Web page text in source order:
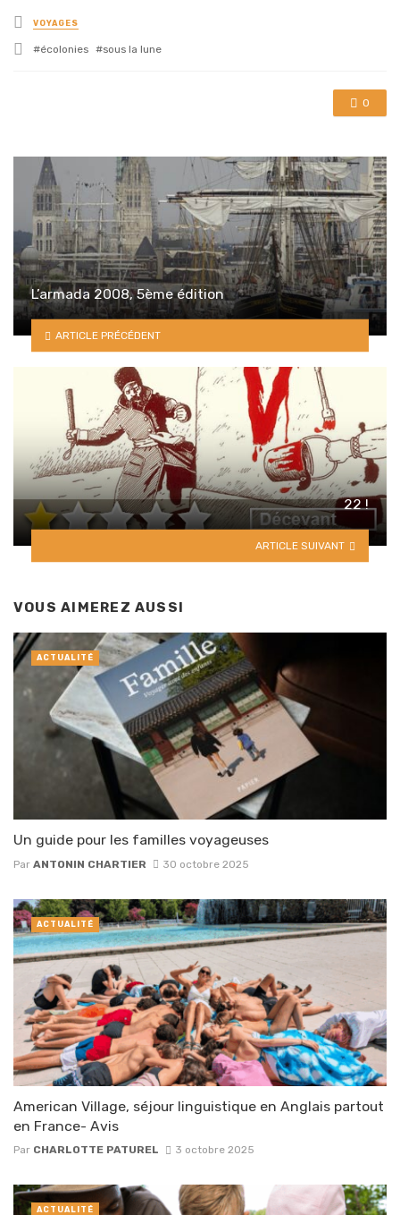
Posted
in
VOYAGES
Tagged
écolonies sous la lune
0
L’armada 2008, 5ème édition
ARTICLE PRÉCÉDENT
22 !
ARTICLE SUIVANT
VOUS AIMEREZ AUSSI
Un guide pour les familles voyageuses
Par ANTONIN CHARTIER 30 octobre 2025
ACTUALITÉ
American Village, séjour linguistique en Anglais partout
en France- Avis
Par CHARLOTTE PATUREL 3 octobre 2025
ACTUALITÉ
ACTUALITÉ